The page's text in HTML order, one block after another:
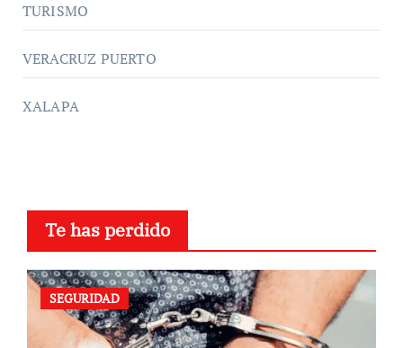
TURISMO
VERACRUZ PUERTO
XALAPA
Te has perdido
SEGURIDAD